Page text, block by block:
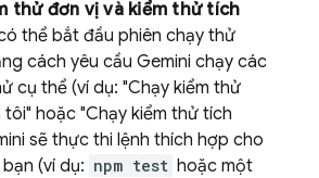
thử đơn vị và kiểm thử tích
thể bắt đầu phiên chạy thử
cách yêu cầu Gemini chạy các
cụ thể (ví dụ: "Chạy kiểm thử
tôi" hoặc "Chạy kiểm thử tích
sẽ thực thi lệnh thích hợp cho
(ví dụ: npm test hoặc một